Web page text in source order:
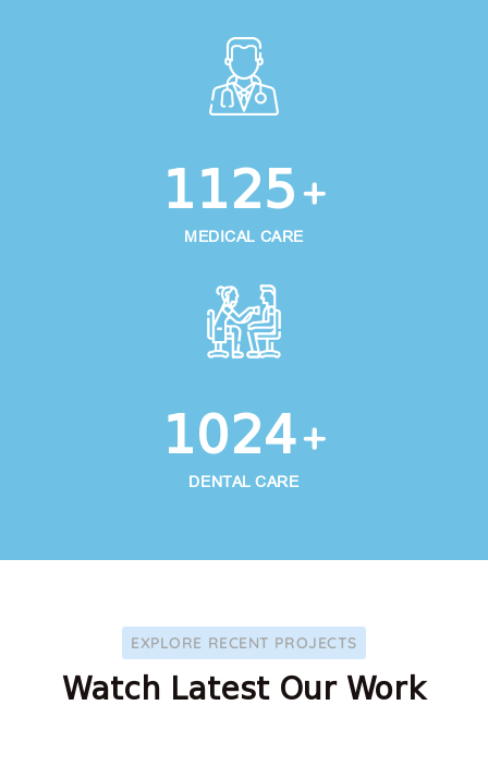
1125+
MEDICAL CARE
1024+
DENTAL CARE
EXPLORE RECENT PROJECTS
Watch Latest Our Work